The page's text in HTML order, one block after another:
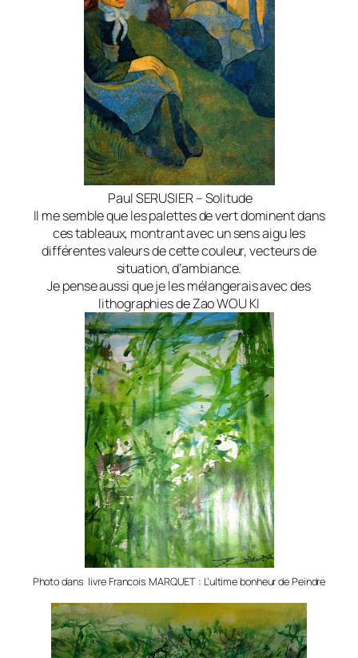
Paul SERUSIER – Solitude
Il me semble que les palettes de vert dominent dans
ces tableaux, montrant avec un sens aigu les
différentes valeurs de cette couleur, vecteurs de
situation, d’ambiance.
Je pense aussi que je les mélangerais avec des
lithographies de Zao WOU KI
Photo dans livre Francois MARQUET : L’ultime bonheur de Peindre